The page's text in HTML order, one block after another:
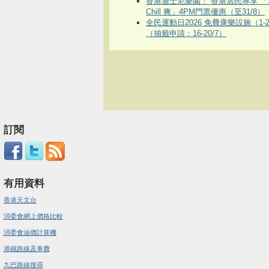
Chill 爽」4PM門票優惠（至31/8）
全民運動日2026 免費康樂設施（1-
（抽籤申請：16-20/7）
訂閱
有用資料
香港天文台
消委會網上價格比較
消委會油價計算機
港鐵路線及車費
九巴路線搜尋